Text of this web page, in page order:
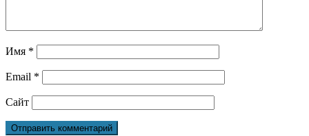
Имя *
Email *
Сайт